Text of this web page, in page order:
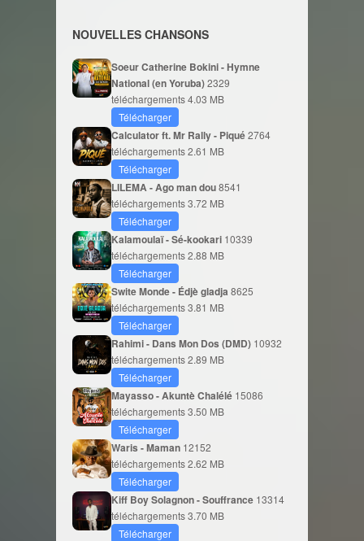
NOUVELLES CHANSONS
Soeur Catherine Bokini - Hymne
National (en Yoruba)2329
téléchargements4.03 MB
Télécharger
Calculator ft. Mr Rally - Piqué2764
téléchargements2.61 MB
Télécharger
LILEMA - Ago man dou8541
téléchargements3.72 MB
Télécharger
Kalamoulaï - Sé-kookari 10339
téléchargements2.88 MB
Télécharger
Swite Monde - Édjè gladja 8625
téléchargements3.81 MB
Télécharger
Rahimi - Dans Mon Dos (DMD) 10932
téléchargements2.89 MB
Télécharger
Mayasso - Akuntè Chalélé 15086
téléchargements3.50 MB
Télécharger
Waris - Maman 12152
téléchargements2.62 MB
Télécharger
Kiff Boy Solagnon - Souffrance 13314
téléchargements3.70 MB
Télécharger